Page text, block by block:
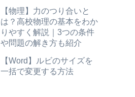
【物理】力のつり合いと
は？高校物理の基本をわか
りやすく解説｜3つの条件
や問題の解き方も紹介
【Word】ルビのサイズを
一括で変更する方法